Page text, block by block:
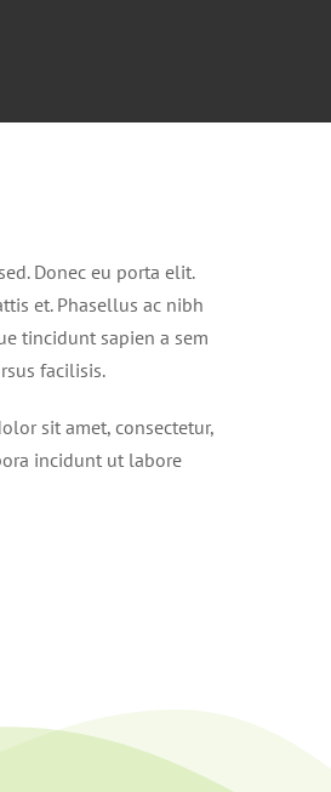
Donec eu porta elit.
et. Phasellus ac nibh
tincidunt sapien a sem
facilisis.
sit amet, consectetur,
incidunt ut labore